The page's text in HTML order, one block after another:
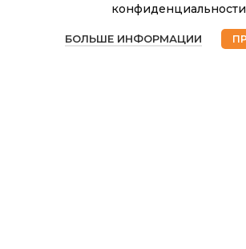
Теплицы и парники
Техника для сада
БОЛЬШЕ ИНФОРМАЦИИ
Хевен (ИС) 7
Магазин Избранное Корзина